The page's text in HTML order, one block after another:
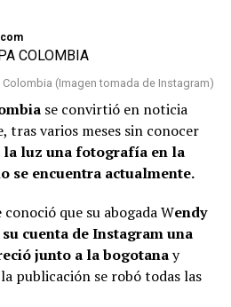
Hoy, después
estoy
estoy
para que dejen el
con la
estoy bien.
a ella, tal vez
no
se acabó lo
Colombia (Imagen tomada de Instagram)
se convirtió en noticia
tras varios meses sin conocer
la luz una fotografía en la
se encuentra actualmente.
que su abogada Wendy
cuenta de Instagram una
junto a la bogotanay
publicación se robó todas las